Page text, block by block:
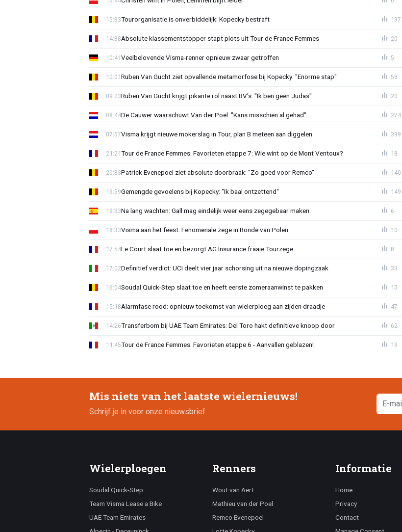
Tourorganisatie is onverbiddelijk: Kopecky bestraft
15:33 197
Absolute klassementstopper stapt plots uit Tour de France Femmes
14:38 20
Veelbelovende Visma-renner opnieuw zwaar getroffen
10:41 5
Ruben Van Gucht ziet opvallende metamorfose bij Kopecky: "Enorme stap"
10:01 58
Ruben Van Gucht krijgt pikante rol naast BV's: "Ik ben geen Judas"
09:23 20
De Cauwer waarschuwt Van der Poel: "Kans misschien al gehad"
08:44 274
Visma krijgt nieuwe mokerslag in Tour, plan B meteen aan diggelen
07:57 399
Tour de France Femmes: Favorieten etappe 7: Wie wint op de Mont Ventoux?
21:21 18
Patrick Evenepoel ziet absolute doorbraak: "Zo goed voor Remco"
20:33 140
Gemengde gevoelens bij Kopecky: "Ik baal ontzettend"
19:59 149
Na lang wachten: Gall mag eindelijk weer eens zegegebaar maken
19:33 6
Visma aan het feest: Fenomenale zege in Ronde van Polen
18:33 10
Le Court slaat toe en bezorgt AG Insurance fraaie Tourzege
17:54 8
Definitief verdict: UCI deelt vier jaar schorsing uit na nieuwe dopingzaak
17:02 33
Soudal Quick-Step slaat toe en heeft eerste zomeraanwinst te pakken
16:04 15
Alarmfase rood: opnieuw toekomst van wielerploeg aan zijden draadje
15:18 47
Transferbom bij UAE Team Emirates: Del Toro hakt definitieve knoop door
14:26 62
Tour de France Femmes: Favorieten etappe 6 - Aanvallen geblazen!
11:45 19
Mis niets van het laatste wielernieuws!
Schrijf je in voor onze nieuwsbrief
Wielerploegen
Soudal Quick-Step
Team Visma Lease a Bike
UAE Team Emirates
Renners
Wout van Aert
Mathieu van der Poel
Remco Evenepoel
Informatie
Home
Privacy
Contact